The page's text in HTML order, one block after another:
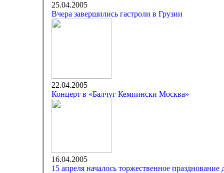
25.04.2005
Вчера завершились гастроли в Грузии
22.04.2005
Концерт в «Балчуг Кемпински Москва»
16.04.2005
15 апреля началось торжественное